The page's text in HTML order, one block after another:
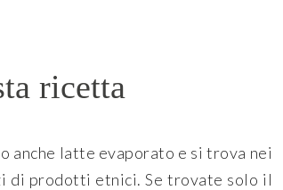
ricetta
anche latte evaporato e si trova nei
di prodotti etnici. Se trovate solo il